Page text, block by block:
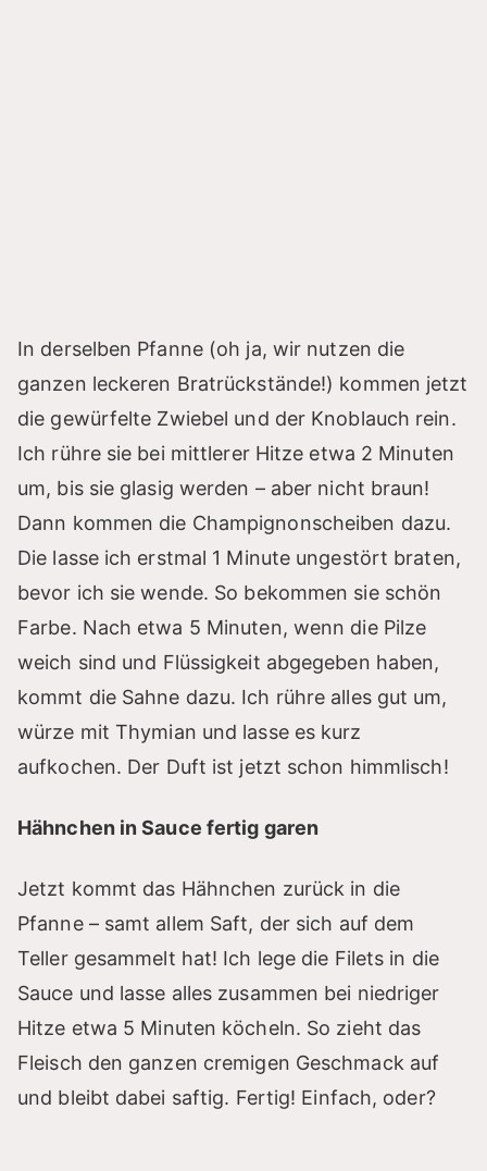
In derselben Pfanne (oh ja, wir nutzen die
ganzen leckeren Bratrückstände!) kommen jetzt
die gewürfelte Zwiebel und der Knoblauch rein.
Ich rühre sie bei mittlerer Hitze etwa 2 Minuten
um, bis sie glasig werden – aber nicht braun!
Dann kommen die Champignonscheiben dazu.
Die lasse ich erstmal 1 Minute ungestört braten,
bevor ich sie wende. So bekommen sie schön
Farbe. Nach etwa 5 Minuten, wenn die Pilze
weich sind und Flüssigkeit abgegeben haben,
kommt die Sahne dazu. Ich rühre alles gut um,
würze mit Thymian und lasse es kurz
aufkochen. Der Duft ist jetzt schon himmlisch!
Hähnchen in Sauce fertig garen
Jetzt kommt das Hähnchen zurück in die
Pfanne – samt allem Saft, der sich auf dem
Teller gesammelt hat! Ich lege die Filets in die
Sauce und lasse alles zusammen bei niedriger
Hitze etwa 5 Minuten köcheln. So zieht das
Fleisch den ganzen cremigen Geschmack auf
und bleibt dabei saftig. Fertig! Einfach, oder?